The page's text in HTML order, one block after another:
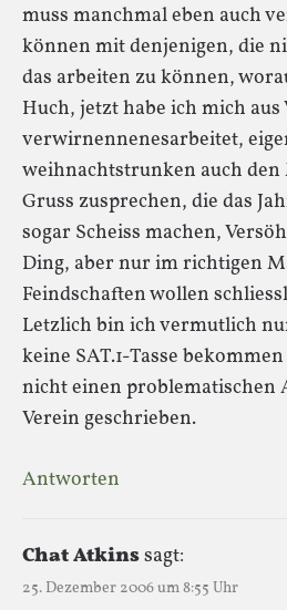
muss manchmal eben auch
können mit denjenigen, die
das arbeiten zu können,
Huch, jetzt habe ich mich
verwirnennenesarbeitet,
weihnachtstrunken auch den
Gruss zusprechen, die das
sogar Scheiss machen,
Ding, aber nur im richtigen
Feindschaften wollen
Letzlich bin ich vermutlich
keine SAT.1-Tasse
nicht einen problematischen
Verein geschrieben.
Antworten
Chat Atkinssagt:
25. Dezember 2006 um 8:55 Uhr